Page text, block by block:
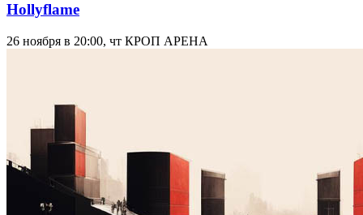
Hollyflame
26 ноября в 20:00, чт КРОП АРЕНА